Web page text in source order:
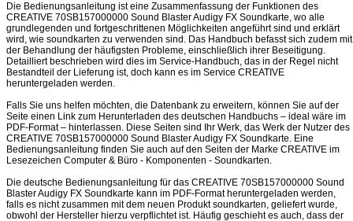
Die Bedienungsanleitung ist eine Zusammenfassung der Funktionen des
CREATIVE 70SB157000000 Sound Blaster Audigy FX Soundkarte, wo alle
grundlegenden und fortgeschrittenen Möglichkeiten angeführt sind und erklärt
wird, wie soundkarten zu verwenden sind. Das Handbuch befasst sich zudem mit
der Behandlung der häufigsten Probleme, einschließlich ihrer Beseitigung.
Detailliert beschrieben wird dies im Service-Handbuch, das in der Regel nicht
Bestandteil der Lieferung ist, doch kann es im Service CREATIVE
heruntergeladen werden.
Falls Sie uns helfen möchten, die Datenbank zu erweitern, können Sie auf der
Seite einen Link zum Herunterladen des deutschen Handbuchs – ideal wäre im
PDF-Format – hinterlassen. Diese Seiten sind Ihr Werk, das Werk der Nutzer des
CREATIVE 70SB157000000 Sound Blaster Audigy FX Soundkarte. Eine
Bedienungsanleitung finden Sie auch auf den Seiten der Marke CREATIVE im
Lesezeichen Computer & Büro - Komponenten - Soundkarten.
Die deutsche Bedienungsanleitung für das CREATIVE 70SB157000000 Sound
Blaster Audigy FX Soundkarte kann im PDF-Format heruntergeladen werden,
falls es nicht zusammen mit dem neuen Produkt soundkarten, geliefert wurde,
obwohl der Hersteller hierzu verpflichtet ist. Häufig geschieht es auch, dass der